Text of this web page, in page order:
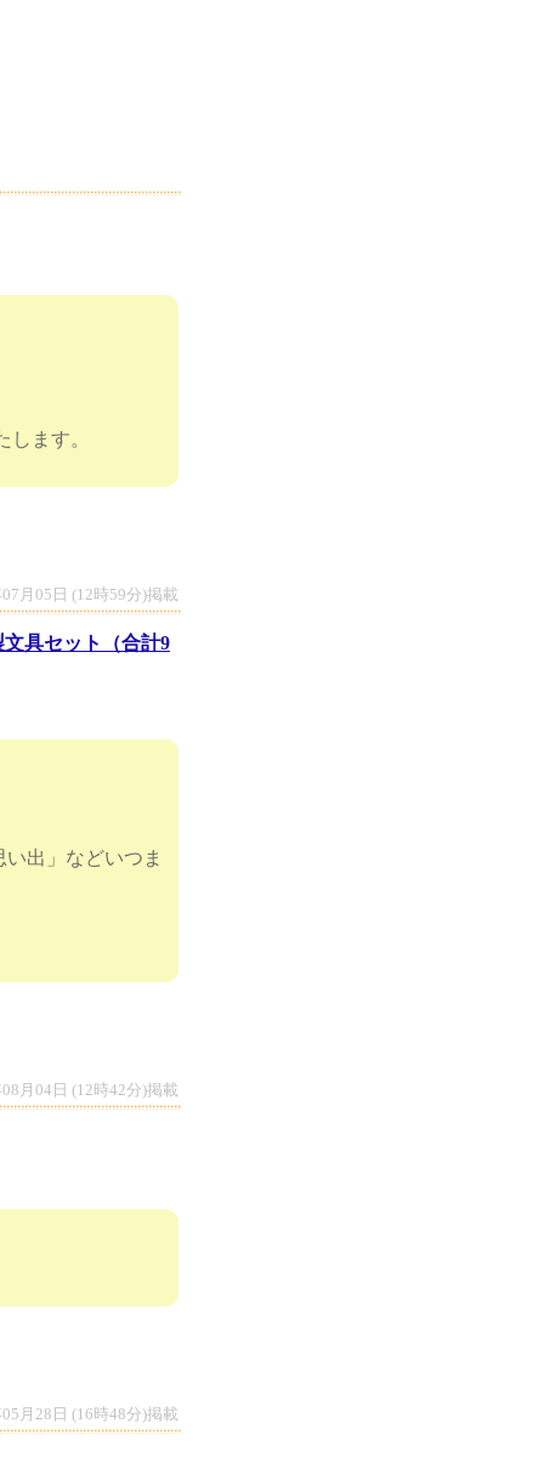
ます。
月05日 (12時59分)掲載
具セット（合計9
出」などいつま
月04日 (12時42分)掲載
集！
月28日 (16時48分)掲載